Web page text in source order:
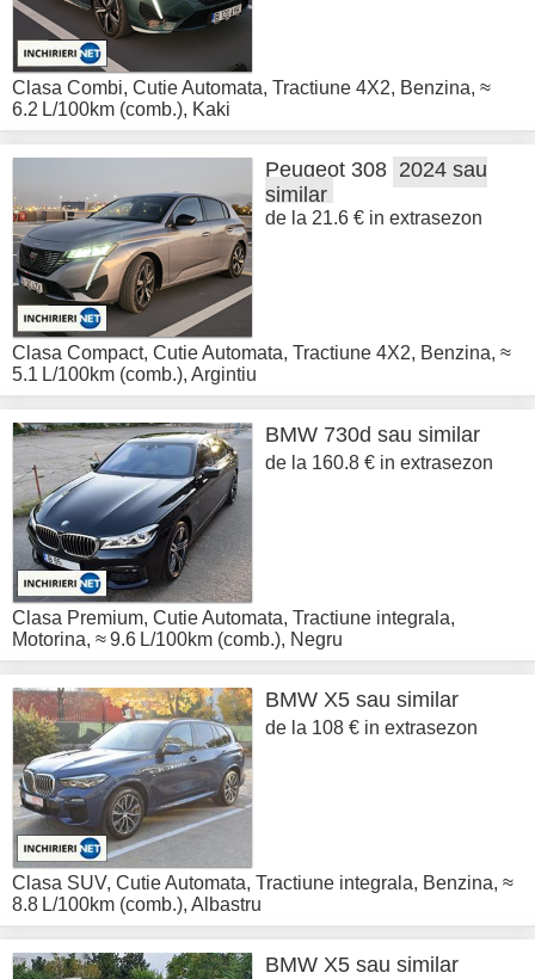
Clasa Combi, Cutie Automata, Tractiune 4X2, Benzina, ≈
6.2 L/100km (comb.), Kaki
Peugeot 308 2024 sau
similar
de la 21.6 € in extrasezon
Clasa Compact, Cutie Automata, Tractiune 4X2, Benzina, ≈
5.1 L/100km (comb.), Argintiu
BMW 730d sau similar
de la 160.8 € in extrasezon
Clasa Premium, Cutie Automata, Tractiune integrala,
Motorina, ≈ 9.6 L/100km (comb.), Negru
BMW X5 sau similar
de la 108 € in extrasezon
Clasa SUV, Cutie Automata, Tractiune integrala, Benzina, ≈
8.8 L/100km (comb.), Albastru
BMW X5 sau similar